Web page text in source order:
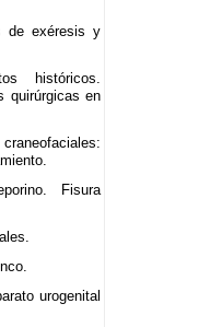
de exéresis y
históricos.
quirúrgicas en
Fisura
urogenital